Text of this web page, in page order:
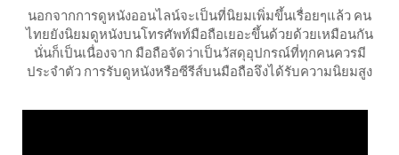
นอกจากการดูหนังออนไลน์จะเป็นที่นิยมเพิ่มขึ้นเรื่อยๆแล้ว คน
ไทยยังนิยมดูหนังบนโทรศัพท์มือถือเยอะขึ้นด้วยด้วยเหมือนกัน
นั่นก็เป็นเนื่องจาก มือถือจัดว่าเป็นวัสดุอุปกรณ์ที่ทุกคนควรมี
ประจำตัว การรับดูหนังหรือซีรีส์บนมือถือจึงได้รับความนิยมสูง